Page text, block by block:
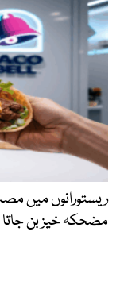
ریستورانوں میں
مضحکہ خیز بن